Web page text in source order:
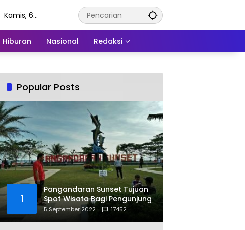
Kamis, 6
Hiburan Nasional Redaksi
Popular Posts
1
Pangandaran Sunset Tujuan
Spot Wisata Bagi Pengunjung
5 September 2022 17452